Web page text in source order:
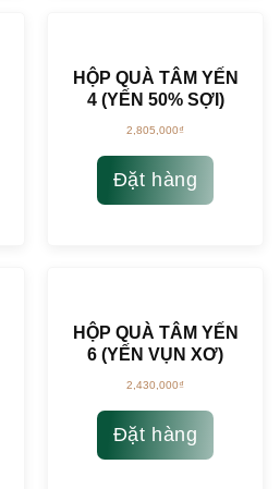
HỘP QUÀ TÂM YẾN
4 (YẾN 50% SỢI)
2,805,000₫
Đặt hàng
HỘP QUÀ TÂM YẾN
6 (YẾN VỤN XƠ)
2,430,000₫
Đặt hàng